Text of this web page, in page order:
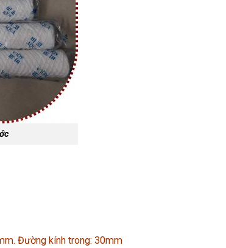
Đường kính trong: 30mm